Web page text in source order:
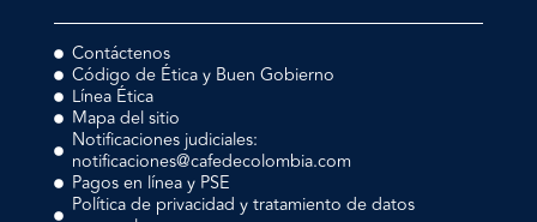
Contáctenos
Código de Ética y Buen Gobierno
Línea Ética
Mapa del sitio
Notificaciones judiciales:
notificaciones@cafedecolombia.com
Pagos en línea y PSE
Política de privacidad y tratamiento de datos